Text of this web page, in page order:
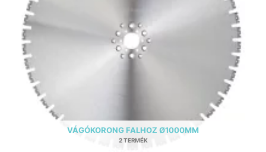
VÁGÓKORONG FALHOZ Ø1000MM
2 TERMÉK